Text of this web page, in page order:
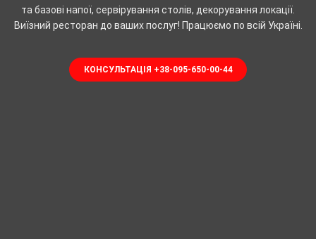
та базові напої, сервірування столів, декорування локації.
Виїзний ресторан до ваших послуг! Працюємо по всій Україні.
КОНСУЛЬТАЦІЯ +38-095-650-00-44